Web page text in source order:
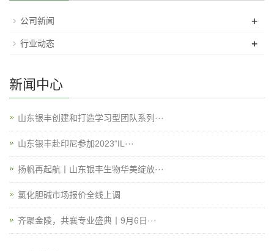
公司新闻 +
行业动态 +
新闻中心
山东银丰创建和打造学习型团队系列···
山东银丰赴印尼参加2023“IL···
扬帆再起航丨山东银丰生物华美绽放···
氯化胆碱市场报价全线上调
齐聚金陵，共襄专业盛典丨9月6日···